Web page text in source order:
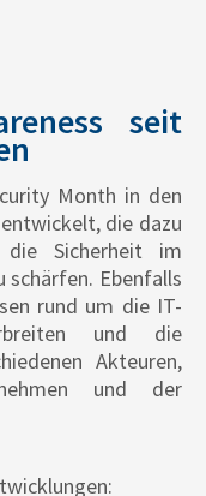
seit
Month in den
die dazu
Sicherheit im
schärfen. Ebenfalls
rund um die IT-
und die
Akteuren,
und der